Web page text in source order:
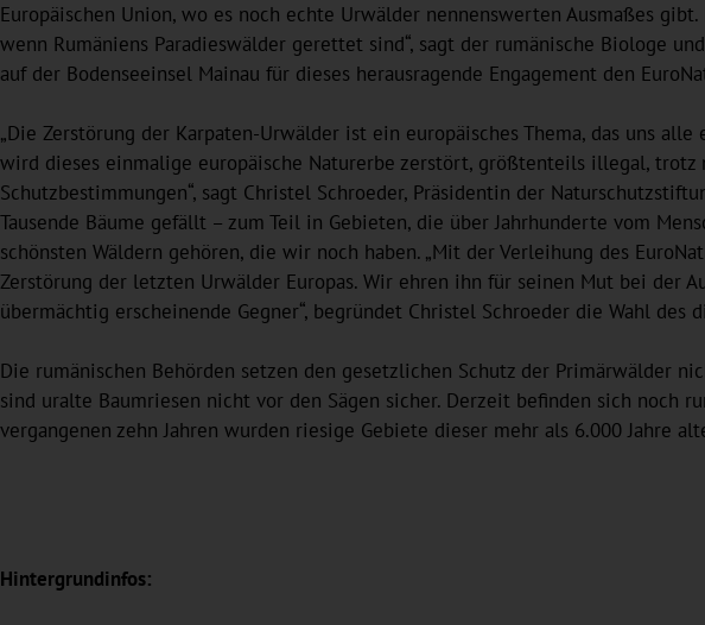
Europäischen Union, wo es noch echte Urwälder nennenswerten Ausmaßes
wenn Rumäniens Paradieswälder gerettet sind“, sagt der rumänische Biologe
auf der Bodenseeinsel Mainau für dieses herausragende Engagement den
„Die Zerstörung der Karpaten-Urwälder ist ein europäisches Thema, das uns
wird dieses einmalige europäische Naturerbe zerstört, größtenteils illegal,
Schutzbestimmungen“, sagt Christel Schroeder, Präsidentin der
Tausende Bäume gefällt – zum Teil in Gebieten, die über Jahrhunderte vom
schönsten Wäldern gehören, die wir noch haben. „Mit der Verleihung des
Zerstörung der letzten Urwälder Europas. Wir ehren ihn für seinen Mut bei der
übermächtig erscheinende Gegner“, begründet Christel Schroeder die Wahl des
Die rumänischen Behörden setzen den gesetzlichen Schutz der Primärwälder
sind uralte Baumriesen nicht vor den Sägen sicher. Derzeit befinden sich noch
vergangenen zehn Jahren wurden riesige Gebiete dieser mehr als 6.000 Jahre
Hintergrundinfos: